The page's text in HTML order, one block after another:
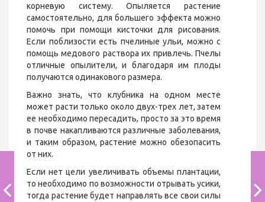
корневую систему. Опыляется растение
самостоятельно, для большего эффекта можно
помочь при помощи кисточки для рисования.
Если поблизости есть пчелиные ульи, можно с
помощь медового раствора их привлечь. Пчелы
отличные опылители, и благодаря им плоды
получаются одинакового размера.
Важно знать, что клубника на одном месте
может расти только около двух-трех лет, затем
ее необходимо пересадить, просто за это время
в почве накапливаются различные заболевания,
и таким образом, растение можно обезопасить
от них.
Если нет цели увеличивать объемы плантации,
то необходимо по возможности отрывать усики,
тогда растение будет направлять все свои силы